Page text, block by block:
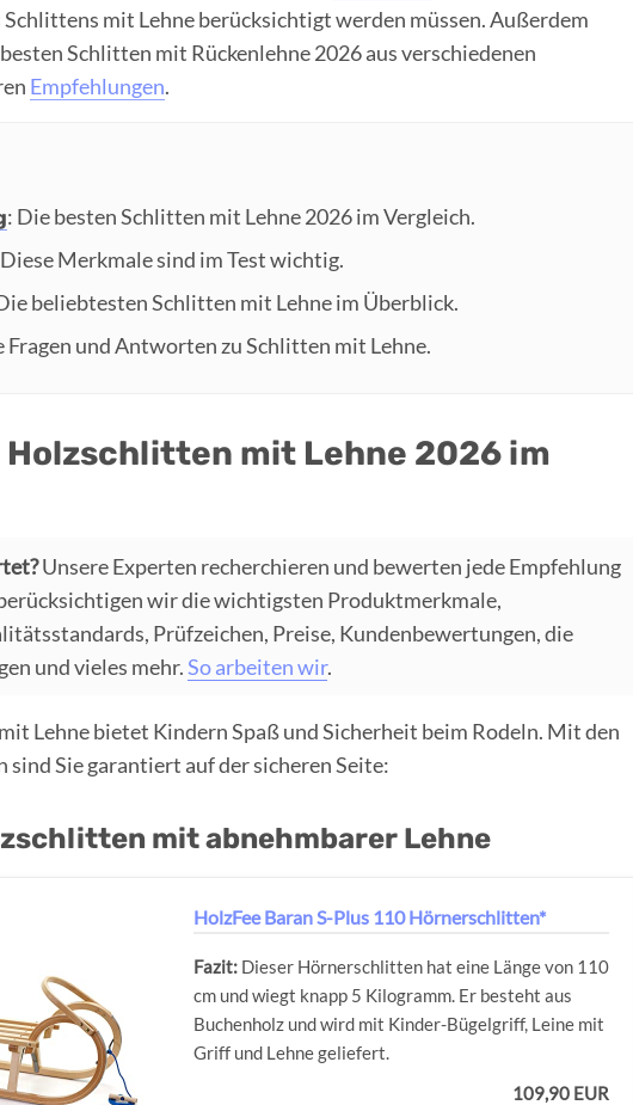
Schlittens mit Lehne berücksichtigt werden müssen. Außerdem
Schlitten mit Rückenlehne 2026 aus verschiedenen
Empfehlungen.
: Die besten Schlitten mit Lehne 2026 im Vergleich.
Merkmale sind im Test wichtig.
beliebtesten Schlitten mit Lehne im Überblick.
Fragen und Antworten zu Schlitten mit Lehne.
Holzschlitten mit Lehne 2026 im
Unsere Experten recherchieren und bewerten jede Empfehlung
wir die wichtigsten Produktmerkmale,
Prüfzeichen, Preise, Kundenbewertungen, die
und vieles mehr.So arbeiten wir.
Lehne bietet Kindern Spaß und Sicherheit beim Rodeln. Mit den
Sie garantiert auf der sicheren Seite:
mit abnehmbarer Lehne
HolzFee Baran S-Plus 110 Hörnerschlitten*
Dieser Hörnerschlitten hat eine Länge von 110
cm und wiegt knapp 5 Kilogramm. Er besteht aus
Buchenholz und wird mit Kinder-Bügelgriff, Leine mit
Griff und Lehne geliefert.
109,90 EUR